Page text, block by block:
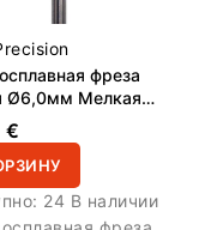
фреза
Ø6,0мм Мелкая
насечка РЧ
L/R
€
24 В наличии